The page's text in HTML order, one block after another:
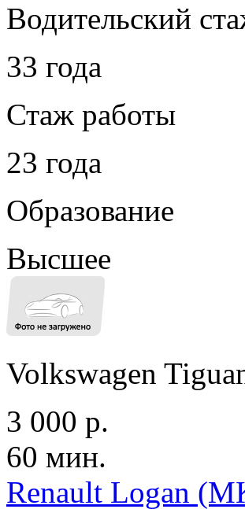
Водительский
33 года
Стаж работы
23 года
Образование
Высшее
Volkswagen
3 000 р.
60 мин.
Renault Logan